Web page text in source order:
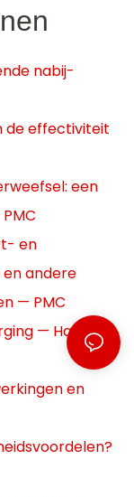
nabij-
de effectiviteit
een
en
andere
— PMC
— Harvard
en